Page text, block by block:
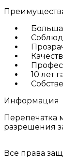
10 лет
Информация
Перепечатка
разрешения
Все права